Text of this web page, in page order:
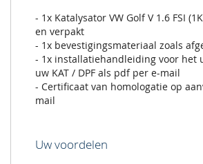
- 1x Katalysator VW Golf V 1.6 FSI
en verpakt
- 1x bevestigingsmateriaal zoals
- 1x installatiehandleiding voor het
uw KAT / DPF als pdf per e-mail
- Certificaat van homologatie op
mail
Uw voordelen